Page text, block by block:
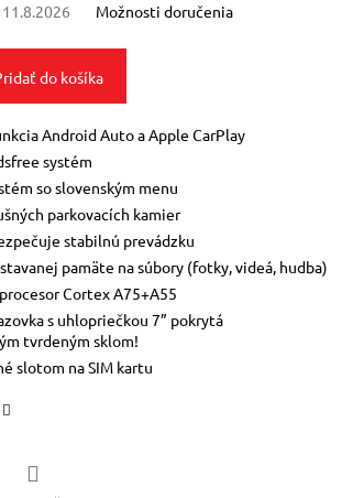
11.8.2026 Možnosti doručenia
do košíka
Android Auto a Apple CarPlay
systém
so slovenským menu
parkovacích kamier
stabilnú prevádzku
pamäte na súbory (fotky, videá, hudba)
Cortex A75+A55
s uhlopriečkou 7” pokrytá
tvrdeným sklom!
slotom na SIM kartu